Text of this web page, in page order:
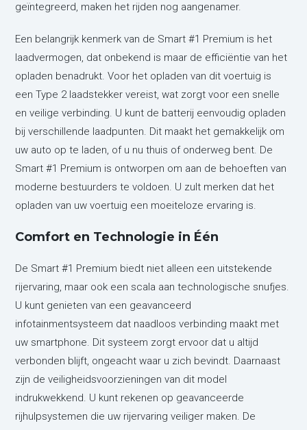
geïntegreerd, maken het rijden nog aangenamer.
Een belangrijk kenmerk van de Smart #1 Premium is het
laadvermogen, dat onbekend is maar de efficiëntie van het
opladen benadrukt. Voor het opladen van dit voertuig is
een Type 2 laadstekker vereist, wat zorgt voor een snelle
en veilige verbinding. U kunt de batterij eenvoudig opladen
bij verschillende laadpunten. Dit maakt het gemakkelijk om
uw auto op te laden, of u nu thuis of onderweg bent. De
Smart #1 Premium is ontworpen om aan de behoeften van
moderne bestuurders te voldoen. U zult merken dat het
opladen van uw voertuig een moeiteloze ervaring is.
Comfort en Technologie in Één
De Smart #1 Premium biedt niet alleen een uitstekende
rijervaring, maar ook een scala aan technologische snufjes.
U kunt genieten van een geavanceerd
infotainmentsysteem dat naadloos verbinding maakt met
uw smartphone. Dit systeem zorgt ervoor dat u altijd
verbonden blijft, ongeacht waar u zich bevindt. Daarnaast
zijn de veiligheidsvoorzieningen van dit model
indrukwekkend. U kunt rekenen op geavanceerde
rijhulpsystemen die uw rijervaring veiliger maken. De